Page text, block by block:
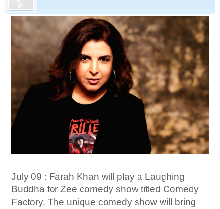
July 09 : Farah Khan will play a Laughing
Buddha for Zee comedy show titled Comedy
Factory. The unique comedy show will bring